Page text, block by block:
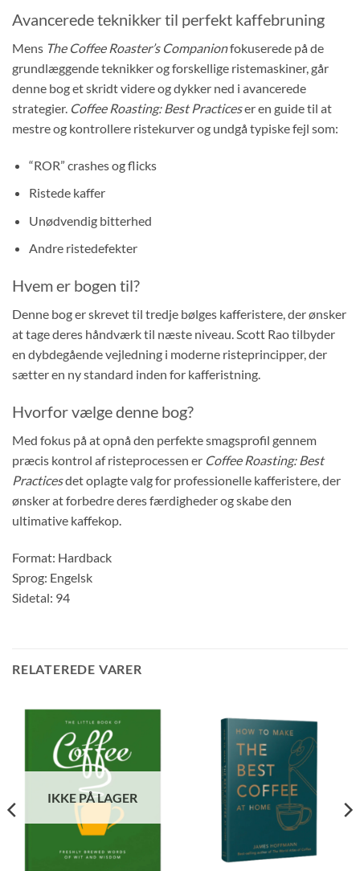
Avancerede teknikker til perfekt kaffebruning
Mens The Coffee Roaster’s Companionfokuserede på de
grundlæggende teknikker og forskellige ristemaskiner, går
denne bog et skridt videre og dykker ned i avancerede
strategier. Coffee Roasting: Best Practiceser en guide til at
mestre og kontrollere ristekurver og undgå typiske fejl som:
“ROR” crashes og flicks
Ristede kaffer
Unødvendig bitterhed
Andre ristedefekter
Hvem er bogen til?
Denne bog er skrevet til tredje bølges kafferistere, der ønsker
at tage deres håndværk til næste niveau. Scott Rao tilbyder
en dybdegående vejledning i moderne risteprincipper, der
sætter en ny standard inden for kafferistning.
Hvorfor vælge denne bog?
Med fokus på at opnå den perfekte smagsprofil gennem
præcis kontrol af risteprocessen er Coffee Roasting: Best
Practicesdet oplagte valg for professionelle kafferistere, der
ønsker at forbedre deres færdigheder og skabe den
ultimative kaffekop.
Format: Hardback
Sprog: Engelsk
Sidetal: 94
RELATEREDE VARER
IKKE PÅ LAGER